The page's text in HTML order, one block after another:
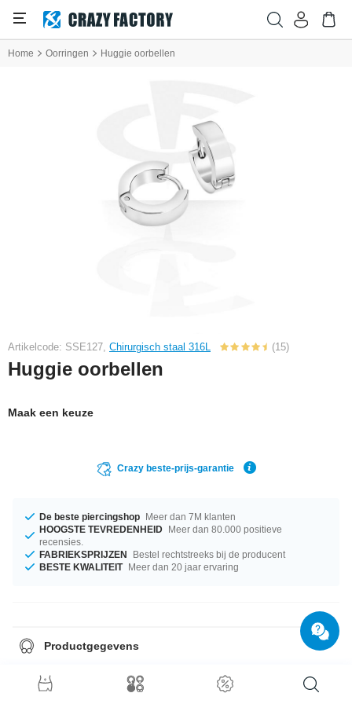
Home Oorringen Huggie oorbellen
Artikelcode: SSE127, Chirurgisch staal 316L (15)
Huggie oorbellen
Maak een keuze
Crazy beste-prijs-garantie
De beste piercingshop Meer dan 7M klanten
HOOGSTE TEVREDENHEID Meer dan 80.000 positieve
recensies.
FABRIEKSPRIJZEN
Bestel rechtstreeks bij de producent
BESTE KWALITEIT Meer dan 20 jaar ervaring
Productgegevens